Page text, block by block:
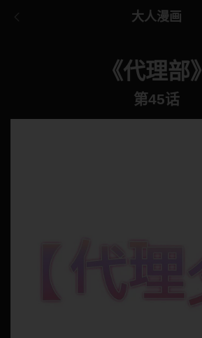
大人漫画
《代理部》
第45话